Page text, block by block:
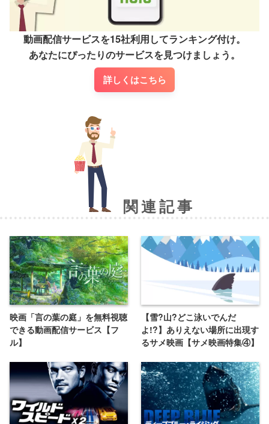
動画配信サービスを15社利用してランキング付け。
あなたにぴったりのサービスを見つけましょう。
詳しくはこちら
関連記事
映画「言の葉の庭」を無料視聴
できる動画配信サービス【フ
ル】
【雪?山?どこ泳いでんだ
よ!?】ありえない場所に出現す
るサメ映画【サメ映画特集④】